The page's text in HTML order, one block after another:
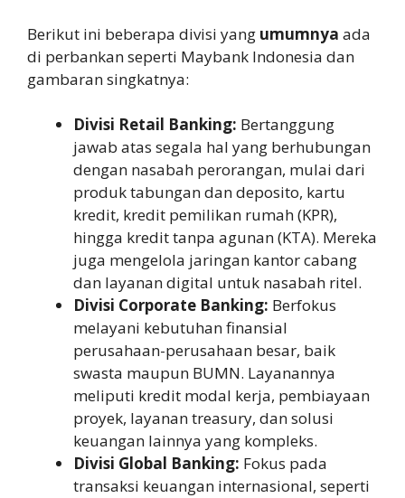
Berikut ini beberapa divisi yang umumnya ada
di perbankan seperti Maybank Indonesia dan
gambaran singkatnya:
Divisi Retail Banking: Bertanggung
jawab atas segala hal yang berhubungan
dengan nasabah perorangan, mulai dari
produk tabungan dan deposito, kartu
kredit, kredit pemilikan rumah (KPR),
hingga kredit tanpa agunan (KTA). Mereka
juga mengelola jaringan kantor cabang
dan layanan digital untuk nasabah ritel.
Divisi Corporate Banking: Berfokus
melayani kebutuhan finansial
perusahaan-perusahaan besar, baik
swasta maupun BUMN. Layanannya
meliputi kredit modal kerja, pembiayaan
proyek, layanan treasury, dan solusi
keuangan lainnya yang kompleks.
Divisi Global Banking: Fokus pada
transaksi keuangan internasional, seperti